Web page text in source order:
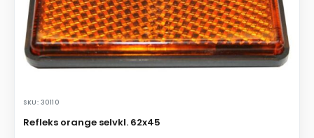
SKU: 30110
Refleks orange selvkl. 62x45